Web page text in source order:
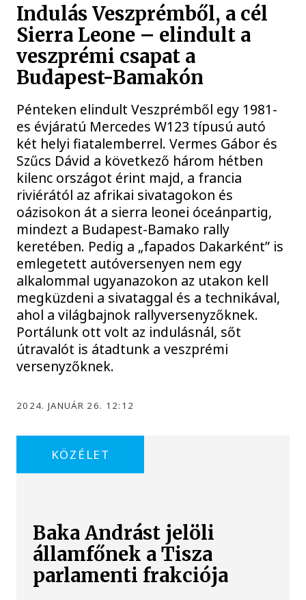
Indulás Veszprémből, a cél
Sierra Leone – elindult a
veszprémi csapat a
Budapest-Bamakón
Pénteken elindult Veszprémből egy 1981-
es évjáratú Mercedes W123 típusú autó
két helyi fiatalemberrel. Vermes Gábor és
Szűcs Dávid a következő három hétben
kilenc országot érint majd, a francia
riviérától az afrikai sivatagokon és
oázisokon át a sierra leonei óceánpartig,
mindezt a Budapest-Bamako rally
keretében. Pedig a „fapados Dakarként” is
emlegetett autóversenyen nem egy
alkalommal ugyanazokon az utakon kell
megküzdeni a sivataggal és a technikával,
ahol a világbajnok rallyversenyzőknek.
Portálunk ott volt az indulásnál, sőt
útravalót is átadtunk a veszprémi
versenyzőknek.
2024. JANUÁR 26. 12:12
KÖZÉLET
Baka Andrást jelöli
államfőnek a Tisza
parlamenti frakciója